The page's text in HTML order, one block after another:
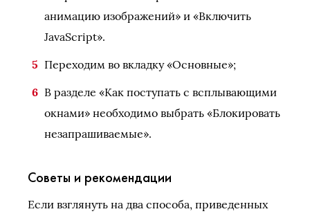
анимацию изображений» и «Включить
JavaScript».
Переходим во вкладку «Основные»;
В разделе «Как поступать с всплывающими
окнами» необходимо выбрать «Блокировать
незапрашиваемые».
Советы и рекомендации
Если взглянуть на два способа, приведенных